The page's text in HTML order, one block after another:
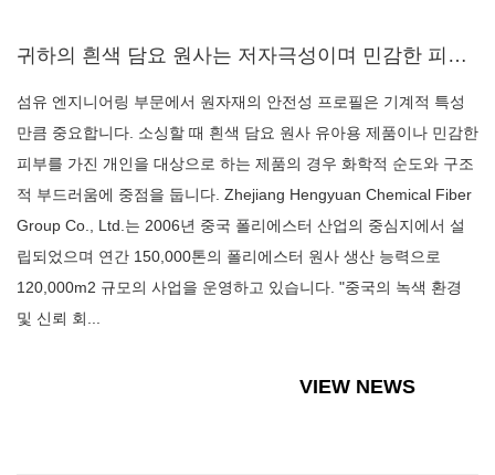
귀하의 흰색 담요 원사는 저자극성이며 민감한 피부와 아기 보육원을 위한 OEKO-TEX 인증을 받았습니까?
섬유 엔지니어링 부문에서 원자재의 안전성 프로필은 기계적 특성
만큼 중요합니다. 소싱할 때 흰색 담요 원사 유아용 제품이나 민감한
피부를 가진 개인을 대상으로 하는 제품의 경우 화학적 순도와 구조
적 부드러움에 중점을 둡니다. Zhejiang Hengyuan Chemical Fiber
Group Co., Ltd.는 2006년 중국 폴리에스터 산업의 중심지에서 설
립되었으며 연간 150,000톤의 폴리에스터 원사 생산 능력으로
120,000m2 규모의 사업을 운영하고 있습니다. "중국의 녹색 환경
및 신뢰 회...
VIEW NEWS